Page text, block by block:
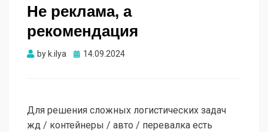
Не реклама, а
рекомендация
by k.ilya Опубликовано
14.09.2024
Для решения сложных логистических задач
жд / контейнеры / авто / перевалка есть